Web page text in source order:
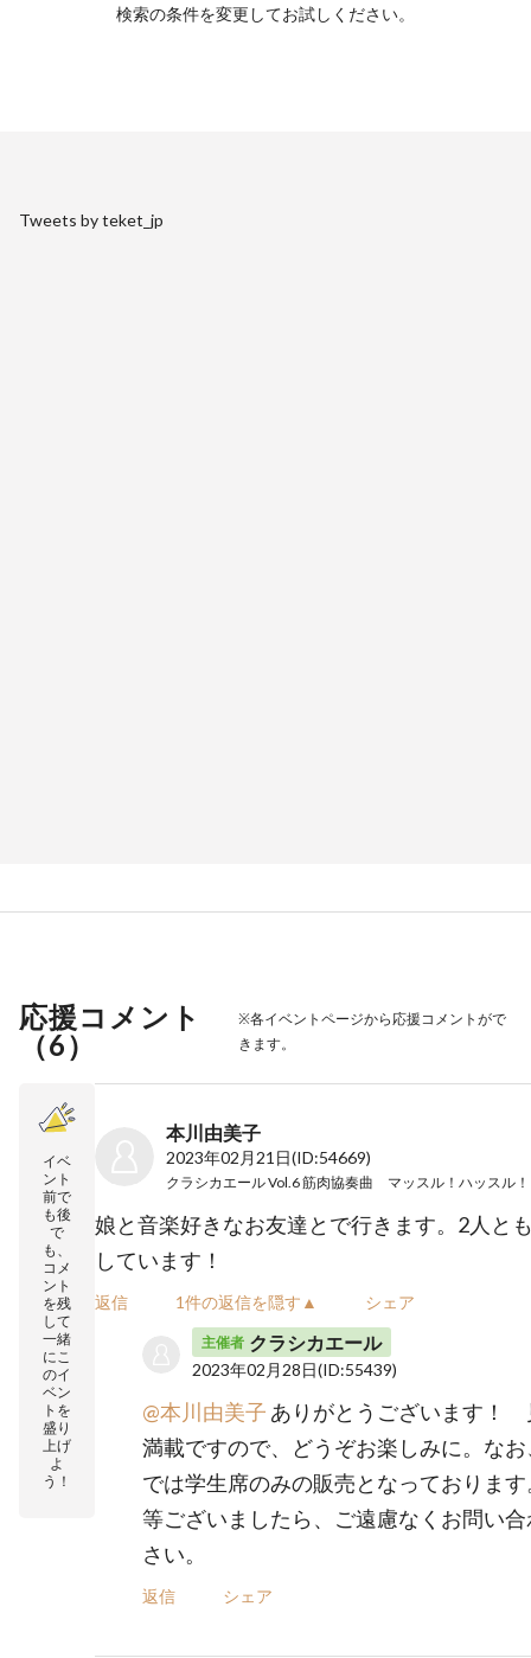
検索の条件を変更してお試しください。
Tweets by teket_jp
応援コメント
（6）
※各イベントページから応援コメントがで
きます。
イベ
ント
前で
も後
で
も、
コメ
ント
を残
して
一緒
にこ
のイ
ベン
トを
盛り
上げ
よ
う！
本川由美子
2023年02月21日(ID:54669)
娘と音楽好きなお友達とで行きます。2人と
しています！
返信 1件の返信を隠す▲ シェア
主催者 クラシカエール
2023年02月28日(ID:55439)
@本川由美子 ありがとうございます！
満載ですので、どうぞお楽しみに。な
では学生席のみの販売となっておりま
等ございましたら、ご遠慮なくお問い
さい。
返信 シェア